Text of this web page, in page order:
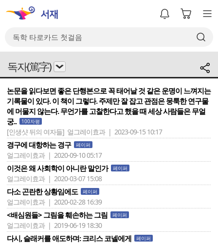
독자(篤字)
논문을 읽다보면 좋은 단행본으로 꼭 태어날 것 같은 운명이 느껴지는
기록물이 있다. 이 책이 그렇다. 주제만 잘 잡고 관점은 뭉툭한 연구물
에 머물지 않는다. 무언가를 고찰한다고 했을 때 세상 사람들은 무얼
궁..
100자평
[인생샷 뒤의 여자들] 얼그레이효과 | 2023-09-15 10:17
경구에 대항하는 경구 페이퍼
얼그레이효과 | 2020-09-10 05:17
이것은 왜 사회학이 아니란 말인가 페이퍼
얼그레이효과 | 2020-03-07 15:08
다소 곤란한 상황임에도 페이퍼
얼그레이효과 | 2020-02-28 16:39
<배심원들> 그림을 훼손하는 그림 페이퍼
얼그레이효과 | 2019-06-19 18:30
다시, 슬래커를 애도하며: 크리스 코넬에게 페이퍼